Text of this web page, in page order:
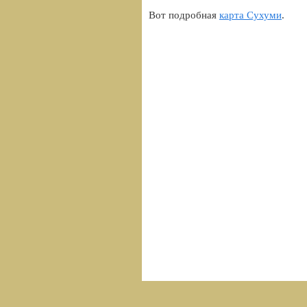
Вот подробная карта Сухуми.